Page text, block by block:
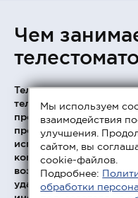
Чем
Телестоматология —
телемедицины, которое
предоставлении
проведении
использованием
коммуникационных
возможностям
удается обмениваться
Мы используем
взаимодействия
улучшения.
сайтом, вы
cookie-файлов.
Подробнее:
обработки